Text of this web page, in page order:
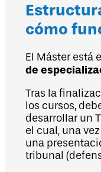
cómo
El Máster está
de
Tras la
los cursos,
desarrollar un
el cual, una
una
tribunal